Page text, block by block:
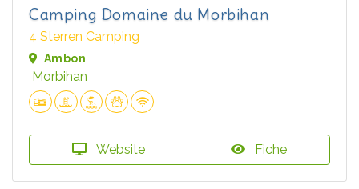
Camping Domaine du Morbihan
4 Sterren Camping
Ambon
Morbihan
Website Fiche